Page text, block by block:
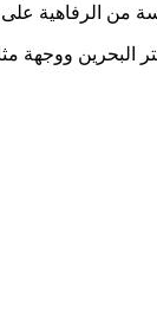
من الرفاهية على
ووجهة